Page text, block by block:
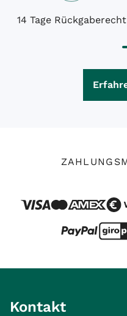
14 Tage Rückgaberecht
Kontakt